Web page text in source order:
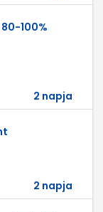
100%
2 napja
2 napja